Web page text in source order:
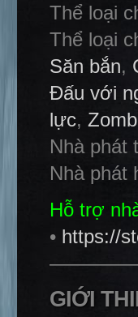
Thể loại
Thể loại
Săn bắn,
Đấu với
lực,
Nhà phát
Nhà phát
Hỗ trợ
• https://
GIỚI